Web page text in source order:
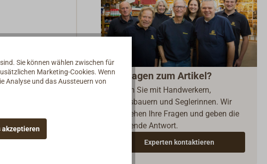
am Anker und
Fragen zum Artikel?
Reden Sie mit Handwerkern,
Bootsbauern und Seglerinnen. Wir
verstehen Ihre Fragen und geben die
passende Antwort.
Experten kontaktieren
Sie können wählen zwischen für
Marketing-Cookies. Wenn
Analyse und das Aussteuern von
akzeptieren